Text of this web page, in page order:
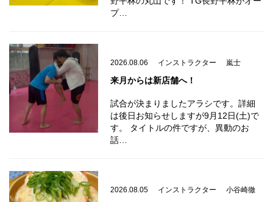
プ…
2026.08.06 インストラクター 嵐士
来月からは新店舗へ！
試合が決まりましたアラシです。詳細
は後日お知らせしますが9月12日(土)で
す。 タイトルの件ですが、異動のお
話…
2026.08.05 インストラクター 小谷崎徹